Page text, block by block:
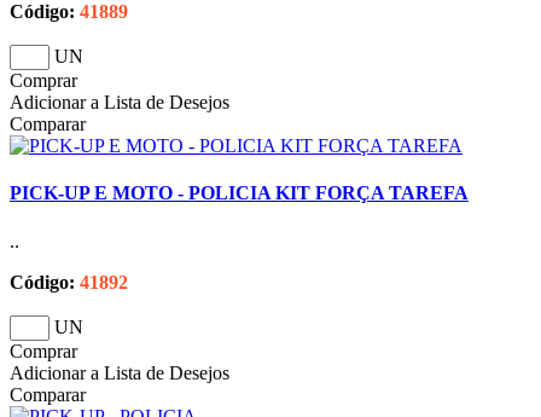
Código: 41889
UN
Comprar
Adicionar a Lista de Desejos
Comparar
PICK-UP E MOTO - POLICIA KIT FORÇA TAREFA
..
Código: 41892
UN
Comprar
Adicionar a Lista de Desejos
Comparar